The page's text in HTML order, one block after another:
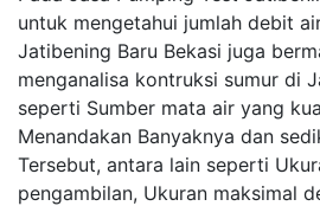
untuk mengetahui jumlah debit
Jatibening Baru Bekasi juga
menganalisa kontruksi sumur di
seperti Sumber mata air yang
Menandakan Banyaknya dan
Tersebut, antara lain seperti
pengambilan, Ukuran maksimal